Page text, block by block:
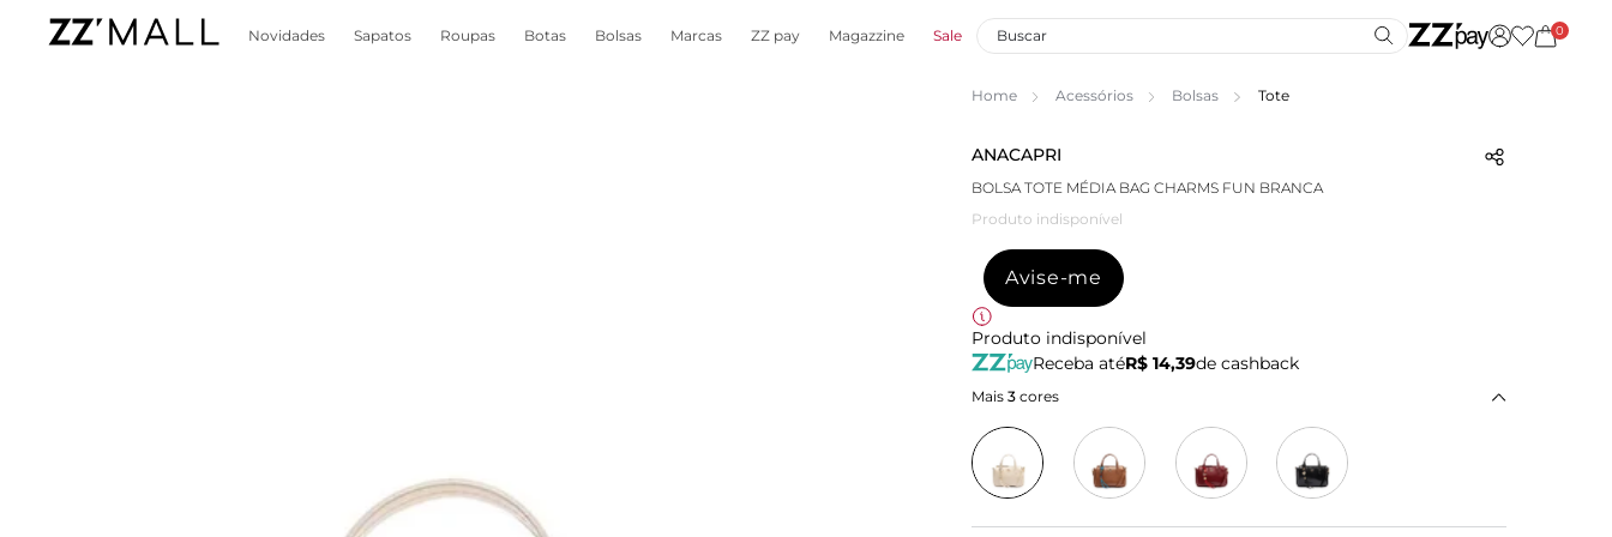
Novidades Sapatos Roupas Botas Bolsas Marcas ZZ pay Magazzine Sale 0
Home Acessórios Bolsas Tote
ANACAPRI
BOLSA TOTE MÉDIA BAG CHARMS FUN BRANCA
Produto indisponível
Avise-me
Produto indisponível
Receba atéR$ 14,39de cashback
Mais 3 cores